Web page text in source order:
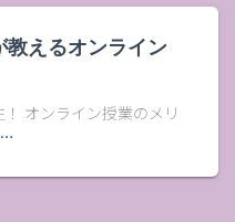
教えるオンライン
オンライン授業のメリ